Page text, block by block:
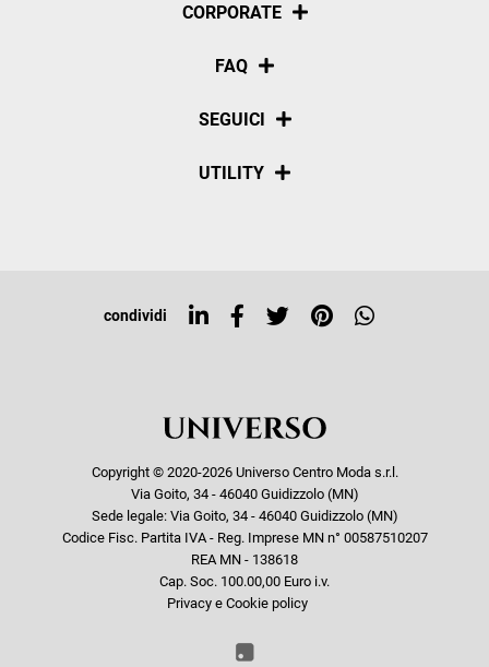
CORPORATE
Chi siamo
FAQ
Pagamenti
SEGUICI
Social
UTILITY
Top ricerche
condividi
Copyright © 2020-2026 Universo Centro Moda s.r.l.
Via Goito, 34 - 46040 Guidizzolo (MN)
Sede legale: Via Goito, 34 - 46040 Guidizzolo (MN)
Codice Fisc. Partita IVA - Reg. Imprese MN n° 00587510207
REA MN - 138618
Cap. Soc. 100.00,00 Euro i.v.
Privacy e Cookie policy